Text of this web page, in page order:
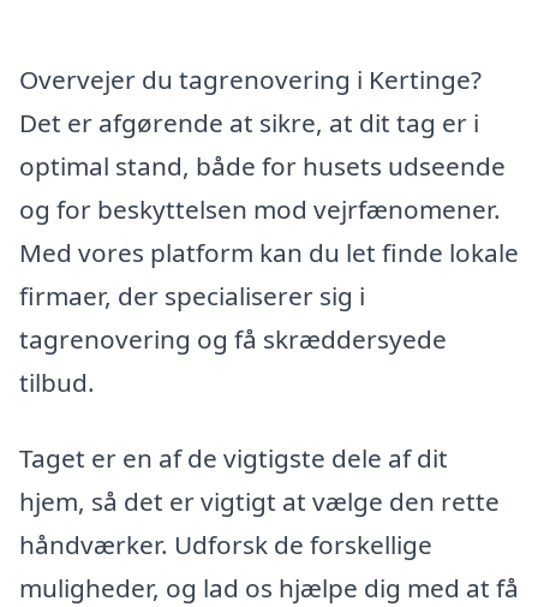
Overvejer du tagrenovering i Kertinge?
Det er afgørende at sikre, at dit tag er i
optimal stand, både for husets udseende
og for beskyttelsen mod vejrfænomener.
Med vores platform kan du let finde lokale
firmaer, der specialiserer sig i
tagrenovering og få skræddersyede
tilbud.
Taget er en af de vigtigste dele af dit
hjem, så det er vigtigt at vælge den rette
håndværker. Udforsk de forskellige
muligheder, og lad os hjælpe dig med at få